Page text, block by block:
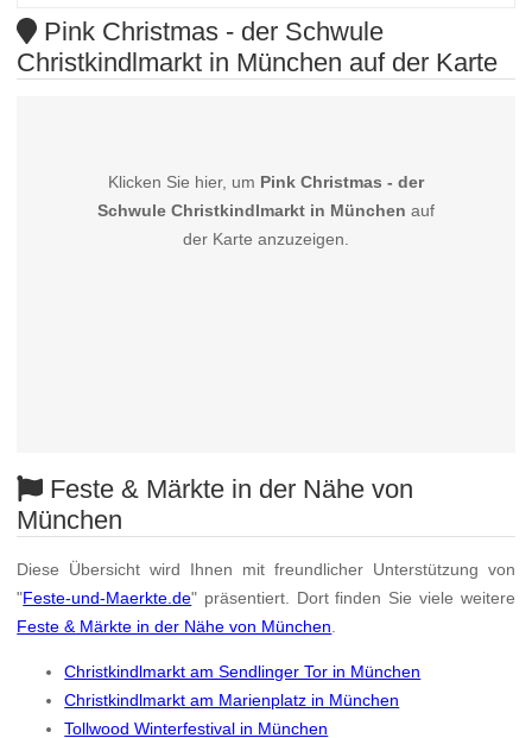
Pink Christmas - der Schwule
Christkindlmarkt in München auf der Karte
Klicken Sie hier, um Pink Christmas - der
Schwule Christkindlmarkt in München auf
der Karte anzuzeigen.
Feste & Märkte in der Nähe von
München
Diese Übersicht wird Ihnen mit freundlicher Unterstützung von
"Feste-und-Maerkte.de" präsentiert. Dort finden Sie viele weitere
Feste & Märkte in der Nähe von München
Christkindlmarkt am Sendlinger Tor in München
Christkindlmarkt am Marienplatz in München
Tollwood Winterfestival in München